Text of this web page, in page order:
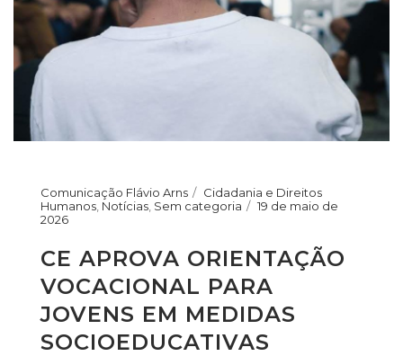
Comunicação Flávio Arns
Cidadania e Direitos
Humanos Notícias Sem categoria
19 de maio de
2026
CE APROVA ORIENTAÇÃO
VOCACIONAL PARA
JOVENS EM MEDIDAS
SOCIOEDUCATIVAS